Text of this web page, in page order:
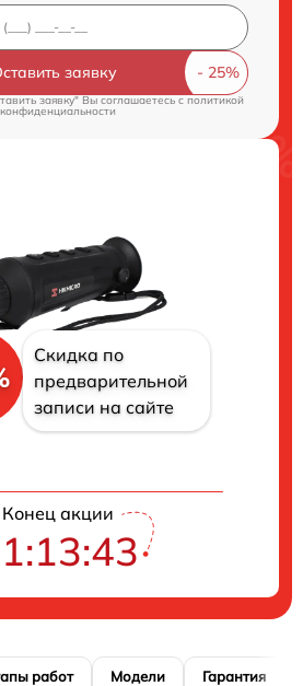
заявку
заявку" Вы соглашаетесь cполитикой
конфиденциальности
Скидка по
предварительной
записи на сайте
Конец акции
работ Модели Гарантия